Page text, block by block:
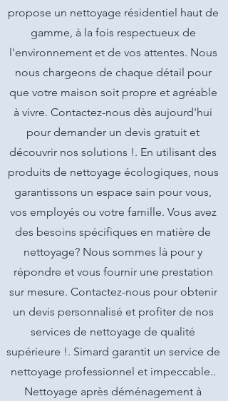
propose un nettoyage résidentiel haut de
gamme, à la fois respectueux de
l'environnement et de vos attentes. Nous
nous chargeons de chaque détail pour
que votre maison soit propre et agréable
à vivre. Contactez-nous dès aujourd'hui
pour demander un devis gratuit et
découvrir nos solutions !. En utilisant des
produits de nettoyage écologiques, nous
garantissons un espace sain pour vous,
vos employés ou votre famille. Vous avez
des besoins spécifiques en matière de
nettoyage? Nous sommes là pour y
répondre et vous fournir une prestation
sur mesure. Contactez-nous pour obtenir
un devis personnalisé et profiter de nos
services de nettoyage de qualité
supérieure !. Simard garantit un service de
nettoyage professionnel et impeccable..
Nettoyage après déménagement à